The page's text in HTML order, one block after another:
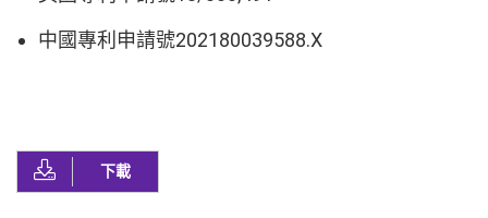
中國專利申請號202180039588.X
下載